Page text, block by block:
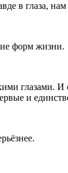
в глаза, нам
форм жизни.
глазами. И
и